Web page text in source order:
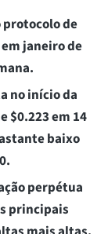
protocolo de
janeiro de
no início da
$0.223 em 14
baixo
perpétua
principais